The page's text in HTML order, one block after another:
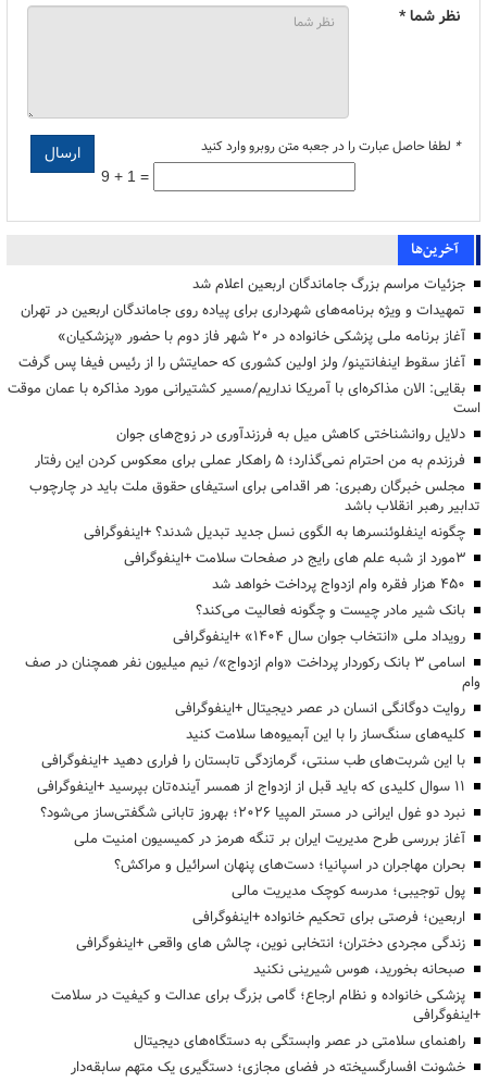
نظر شما *
* لطفا حاصل عبارت را در جعبه متن روبرو وارد کنید
9 + 1 =
آخرین‌ها
جزئیات مراسم بزرگ جاماندگان اربعین اعلام شد
تمهیدات و ویژه برنامه‌های شهرداری برای پیاده روی جاماندگان اربعین در تهران
آغاز برنامه ملی پزشکی خانواده در ۲۰ شهر فاز دوم با حضور «پزشکیان»
آغاز سقوط اینفانتینو/ ولز اولین کشوری که حمایتش را از رئیس فیفا پس گرفت
بقایی: الان مذاکره‌ای با آمریکا نداریم/مسیر کشتیرانی مورد مذاکره با عمان موقت
است
دلایل روانشناختی کاهش میل به فرزندآوری در زوج‌های جوان
فرزندم به من احترام نمی‌گذارد؛ ۵ راهکار عملی برای معکوس کردن این رفتار
مجلس خبرگان رهبری: هر اقدامی برای استیفای حقوق ملت باید در چارچوب
تدابیر رهبر انقلاب باشد
چگونه اینفلوئنسرها به الگوی نسل جدید تبدیل شدند؟ +اینفوگرافی
3مورد از شبه علم های رایج در صفحات سلامت +اینفوگرافی
۴۵۰ هزار فقره وام ازدواج پرداخت خواهد شد
بانک شیر مادر چیست و چگونه فعالیت می‌کند؟
رویداد ملی «انتخاب جوان سال ۱۴۰۴» +اینفوگرافی
اسامی ۳ بانک رکوردار پرداخت «وام ازدواج»/ نیم میلیون نفر همچنان در صف
وام
روایت دوگانگی انسان در عصر دیجیتال +اینفوگرافی
کلیه‌های سنگ‌ساز را با این آبمیوه‌ها سلامت کنید
با این شربت‌های طب سنتی، گرمازدگی تابستان را فراری دهید +اینفوگرافی
۱۱ سوال کلیدی که باید قبل از ازدواج از همسر آینده‌تان بپرسید +اینفوگرافی
نبرد دو غول ایرانی در مستر المپیا ۲۰۲۶؛ بهروز تابانی شگفتی‌ساز می‌شود؟
آغاز بررسی طرح مدیریت ایران بر تنگه هرمز در کمیسیون امنیت ملی
بحران مهاجران در اسپانیا؛ دست‌های پنهان اسرائیل و مراکش؟
پول توجیبی؛ مدرسه کوچک مدیریت مالی
اربعین؛ فرصتی برای تحکیم خانواده +اینفوگرافی
زندگی مجردی دختران؛ انتخابی نوین، چالش های واقعی +اینفوگرافی
صبحانه بخورید، هوس شیرینی نکنید
پزشکی خانواده و نظام ارجاع؛ گامی بزرگ برای عدالت و کیفیت در سلامت
+اینفوگرافی
راهنمای سلامتی در عصر وابستگی به دستگاه‌های دیجیتال
خشونت افسارگسیخته در فضای مجازی؛ دستگیری یک متهم سابقه‌دار